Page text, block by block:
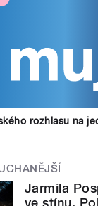
rozhlasu na
Jarmila
ve stínu.